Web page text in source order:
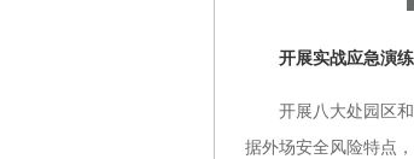
开展实战应急演练
开展八大处园区和
据外场安全风险特点